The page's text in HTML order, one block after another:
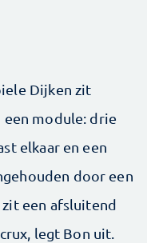
Dijken zit
een module: drie
elkaar en een
door een
een afsluitend
legt Bon uit.